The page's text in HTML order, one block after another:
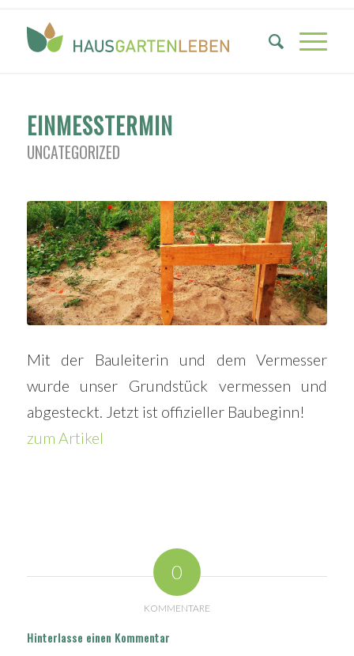
EINMESSTERMIN
UNCATEGORIZED
Mit der Bauleiterin und dem Vermesser
wurde unser Grundstück vermessen und
abgesteckt. Jetzt ist offizieller Baubeginn!
zum Artikel
0
KOMMENTARE
Hinterlasse einen Kommentar